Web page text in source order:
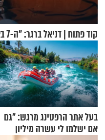
קוד פתוח | דניאל ברגר: "ה-7 באוקטובר גרם לי לחפש תשובות"
בעל אתר הרפטינג מרגש: "גם
אם ישלמו לי עשרה מיליון